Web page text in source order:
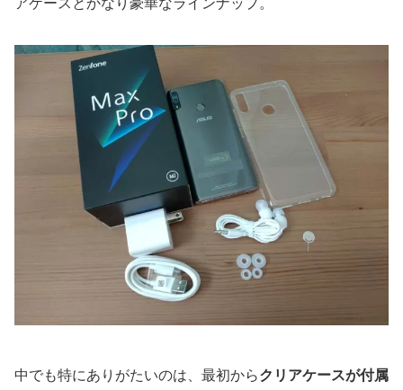
中でも特にありがたいのは、最初からクリアケースが付属